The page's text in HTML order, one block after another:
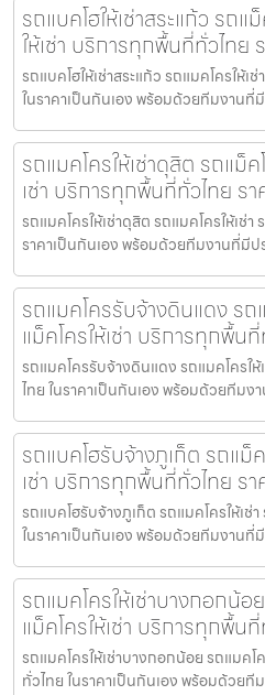
รถแบคโฮให้เช่าสระแก้ว รถ
ให้เช่า บริการทุกพื้นที่ทั่วไทย
รถแบคโฮให้เช่าสระแก้ว รถแมคโครให้
ในราคาเป็นกันเอง พร้อมด้วยทีมงานที่
รถแมคโครให้เช่าดุสิต รถแม็
เช่า บริการทุกพื้นที่ทั่วไทย ร
รถแมคโครให้เช่าดุสิต รถแมคโครให้เช่
ราคาเป็นกันเอง พร้อมด้วยทีมงานที่มีป
รถแมคโครรับจ้างดินแดง รถ
แม็คโครให้เช่า บริการทุกพื้น
รถแมคโครรับจ้างดินแดง รถแมคโครใ
ไทย ในราคาเป็นกันเอง พร้อมด้วยทีม
รถแบคโฮรับจ้างภูเก็ต รถแม็
เช่า บริการทุกพื้นที่ทั่วไทย ร
รถแบคโฮรับจ้างภูเก็ต รถแมคโครให้เช่
ในราคาเป็นกันเอง พร้อมด้วยทีมงานที่
รถแมคโครให้เช่าบางกอกน้
แม็คโครให้เช่า บริการทุกพื้น
รถแมคโครให้เช่าบางกอกน้อย รถแมคโ
ทั่วไทย ในราคาเป็นกันเอง พร้อมด้วย